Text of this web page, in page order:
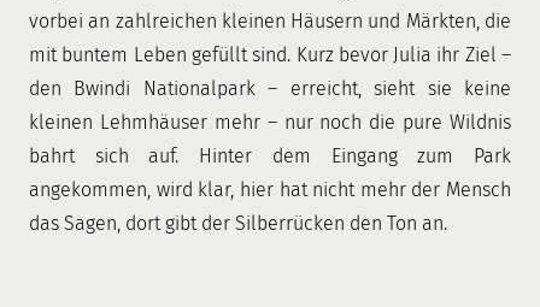
vorbei an zahlreichen kleinen Häusern und Märkten, die
mit buntem Leben gefüllt sind. Kurz bevor Julia ihr Ziel –
den Bwindi Nationalpark – erreicht, sieht sie keine
kleinen Lehmhäuser mehr – nur noch die pure Wildnis
bahrt sich auf. Hinter dem Eingang zum Park
angekommen, wird klar, hier hat nicht mehr der Mensch
das Sagen, dort gibt der Silberrücken den Ton an.